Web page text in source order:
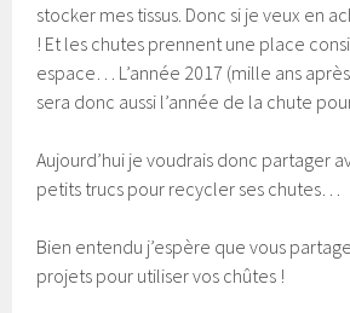
stocker mes tissus. Donc si je veux en
! Et les chutes prennent une place
espace… L’année 2017 (mille ans
sera donc aussi l’année de la chute
Aujourd’hui je voudrais donc partager
petits trucs pour recycler ses chutes…
Bien entendu j’espère que vous
projets pour utiliser vos chûtes !